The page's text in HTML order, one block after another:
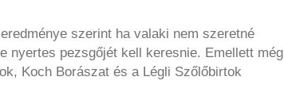
szerint ha valaki nem szeretné
nyertes pezsgőjét kell keresnie. Emellett még
Koch Borászat és a Légli Szőlőbirtok